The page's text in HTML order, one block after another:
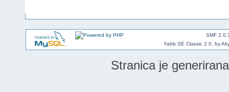
SMF
Yabb SE Classic 2.0, by
Stranica je